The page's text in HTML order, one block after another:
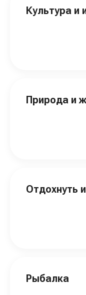
Культура и
Природа и
Отдохнуть
Рыбалка